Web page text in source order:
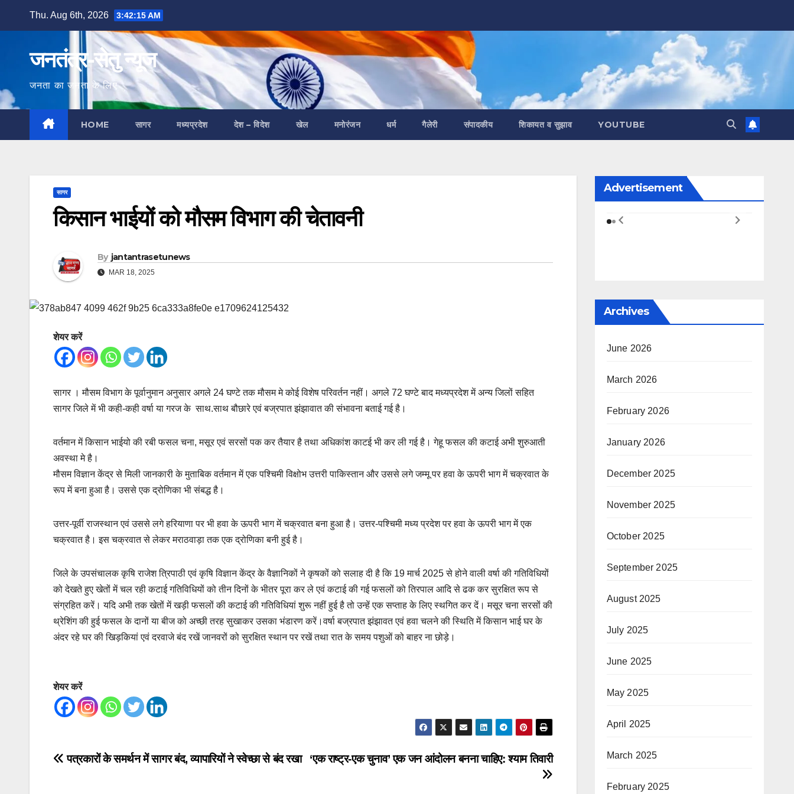
Thu. Aug 6th, 2026 3:42:16 AM
जनतंत्र-सेतु न्यूज
जनता का जनता के लिए
HOME सागर मध्यप्रदेश देश – विदेश खेल मनोरंजन धर्म गैलेरी संपादकीय शिकायत व सुझाव YOUTUBE
सागर
किसान भाईयों को मौसम विभाग की चेतावनी
By jantantrasetunews
MAR 18, 2025
शेयर करें
सागर । मौसम विभाग के पूर्वानुमान अनुसार अगले 24 घण्टे तक मौसम मे कोई विशेष परिवर्तन नहीं। अगले 72 घण्टे बाद मध्यप्रदेश में अन्य जिलों सहित
सागर जिले में भी कही-कही वर्षा या गरज के साथ.साथ बौछारे एवं बज्रपात झंझावात की संभावना बताई गई है।
वर्तमान में किसान भाईयो की रबी फसल चना, मसूर एवं सरसों पक कर तैयार है तथा अधिकांश काटई भी कर ली गई है। गेहू फसल की कटाई अभी शुरुआती
अवस्था मे है।
मौसम विज्ञान केंद्र से मिली जानकारी के मुताबिक वर्तमान में एक पश्चिमी विक्षोभ उत्तरी पाकिस्तान और उससे लगे जम्मू पर हवा के ऊपरी भाग में चक्रवात के
रूप में बना हुआ है। उससे एक द्रोणिका भी संबद्ध है।
उत्तर-पूर्वी राजस्थान एवं उससे लगे हरियाणा पर भी हवा के ऊपरी भाग में चक्रवात बना हुआ है। उत्तर-पश्चिमी मध्य प्रदेश पर हवा के ऊपरी भाग में एक
चक्रवात है। इस चक्रवात से लेकर मराठवाड़ा तक एक द्रोणिका बनी हुई है।
जिले के उपसंचालक कृषि राजेश त्रिपाठी एवं कृषि विज्ञान केंद्र के वैज्ञानिकों ने कृषकों को सलाह दी है कि 19 मार्च 2025 से होने वाली वर्षा की गतिविधियों
को देखते हुए खेतों में चल रही कटाई गतिविधियों को तीन दिनों के भीतर पूरा कर ले एवं कटाई की गई फसलों को तिरपाल आदि से ढक कर सुरक्षित रूप से
संग्रहित करें। यदि अभी तक खेतों में खड़ी फसलों की कटाई की गतिविधियां शुरू नहीं हुई है तो उन्हें एक सप्ताह के लिए स्थगित कर दें। मसूर चना सरसों की
थ्रेशिंग की हुई फसल के दानों या बीज को अच्छी तरह सुखाकर उसका भंडारण करें।वर्षा बज्रपात झंझावत एवं हवा चलने की स्थिति में किसान भाई घर के
अंदर रहे घर की खिड़कियां एवं दरवाजे बंद रखें जानवरों को सुरक्षित स्थान पर रखें तथा रात के समय पशुओं को बाहर ना छोड़े।
शेयर करें
Post
‘एक राष्ट्र-एक चुनाव’ एक जन आंदोलन बनना चाहिए: श्याम तिवारी
पत्रकारों के समर्थन में सागर बंद, व्यापारियों ने स्वेच्छा से बंद रखा
Advertisement
Archives
June 2026
March 2026
February 2026
January 2026
December 2025
November 2025
October 2025
September 2025
August 2025
July 2025
June 2025
May 2025
April 2025
March 2025
February 2025